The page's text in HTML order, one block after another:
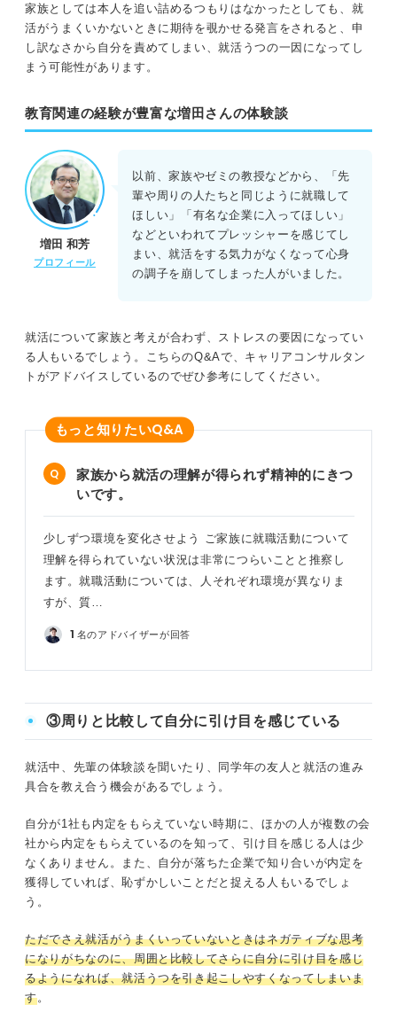
家族としては本人を追い詰めるつもりはなかったとしても、就
活がうまくいかないときに期待を覗かせる発言をされると、申
し訳なさから自分を責めてしまい、就活うつの一因になってし
まう可能性があります。
教育関連の経験が豊富な増田さんの体験談
増田 和芳
プロフィール
以前、家族やゼミの教授などから、「先
輩や周りの人たちと同じように就職して
ほしい」「有名な企業に入ってほしい」
などといわれてプレッシャーを感じてし
まい、就活をする気力がなくなって心身
の調子を崩してしまった人がいました。
就活について家族と考えが合わず、ストレスの要因になってい
る人もいるでしょう。こちらのQ&Aで、キャリアコンサルタン
トがアドバイスしているのでぜひ参考にしてください。
もっと知りたいQ&A
家族から就活の理解が得られず精神的にきつ
いです。
少しずつ環境を変化させよう ご家族に就職活動について
理解を得られていない状況は非常につらいことと推察し
ます。就職活動については、人それぞれ環境が異なりま
すが、質…
1 名のアドバイザーが回答
③周りと比較して自分に引け目を感じている
就活中、先輩の体験談を聞いたり、同学年の友人と就活の進み
具合を教え合う機会があるでしょう。
自分が1社も内定をもらえていない時期に、ほかの人が複数の会
社から内定をもらえているのを知って、引け目を感じる人は少
なくありません。また、自分が落ちた企業で知り合いが内定を
獲得していれば、恥ずかしいことだと捉える人もいるでしょ
う。
ただでさえ就活がうまくいっていないときはネガティブな思考
になりがちなのに、周囲と比較してさらに自分に引け目を感じ
るようになれば、就活うつを引き起こしやすくなってしまいま
す。